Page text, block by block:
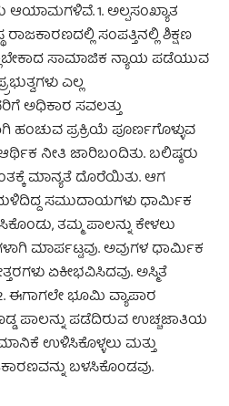
1. ಅಲ್ಪಸಂಖ್ಯಾತ
ರಾಜಕಾರಣದಲ್ಲಿ ಸಂಪತ್ತಿನಲ್ಲಿ ಶಿಕ್ಷಣ
ಸಾಮಾಜಿಕ ನ್ಯಾಯ ಪಡೆಯುವ
ಎಲ್ಲ
ಅಧಿಕಾರ ಸವಲತ್ತು
ಹಂಚುವ ಪ್ರಕ್ರಿಯೆ ಪೂರ್ಣಗೊಳ್ಳುವ
ನೀತಿ ಜಾರಿಬಂದಿತು. ಬಲಿಷ್ಠರು
ಮಾನ್ಯತೆ ದೊರೆಯಿತು. ಆಗ
ಸಮುದಾಯಗಳು ಧಾರ್ಮಿಕ
ತಮ್ಮ ಪಾಲನ್ನು ಕೇಳಲು
ಮಾರ್ಪಟ್ಟವು. ಅವುಗಳ ಧಾರ್ಮಿಕ
ಏಕೀಭವಿಸಿದವು. ಅಸ್ಮಿತೆ
ಈಗಾಗಲೇ ಭೂಮಿ ವ್ಯಾಪಾರ
ಪಾಲನ್ನು ಪಡೆದಿರುವ ಉಚ್ಚಜಾತಿಯ
ಉಳಿಸಿಕೊಳ್ಳಲು ಮತ್ತು
ಬಳಸಿಕೊಂಡವು.